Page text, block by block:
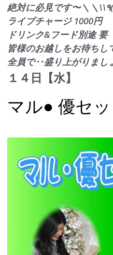
ライブチャージ 1000円
ドリンク&フード別途 要
皆様のお越しをお待ちし
全員で‥盛り上がりまし
１４日【水】
マル● 優セ